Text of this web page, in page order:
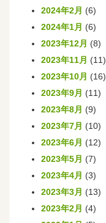
2024年2月 (6)
2024年1月 (6)
2023年12月 (8)
2023年11月 (11)
2023年10月 (16)
2023年9月 (11)
2023年8月 (9)
2023年7月 (10)
2023年6月 (12)
2023年5月 (7)
2023年4月 (3)
2023年3月 (13)
2023年2月 (4)